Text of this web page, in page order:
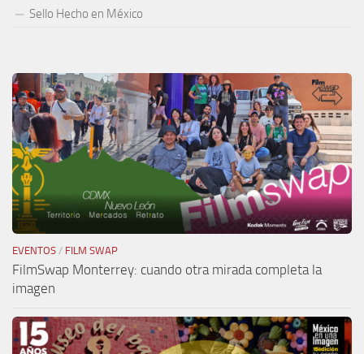
Sello Hecho en México
EVENTOS / FILM SWAP
FilmSwap Monterrey: cuando otra mirada completa la
imagen